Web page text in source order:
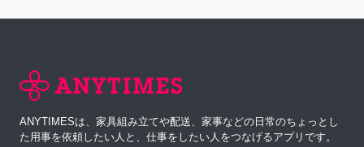
ANYTIMESは、家具組み立てや配送、家事などの日常のちょっとし
た用事を依頼したい人と、仕事をしたい人をつなげるアプリです。